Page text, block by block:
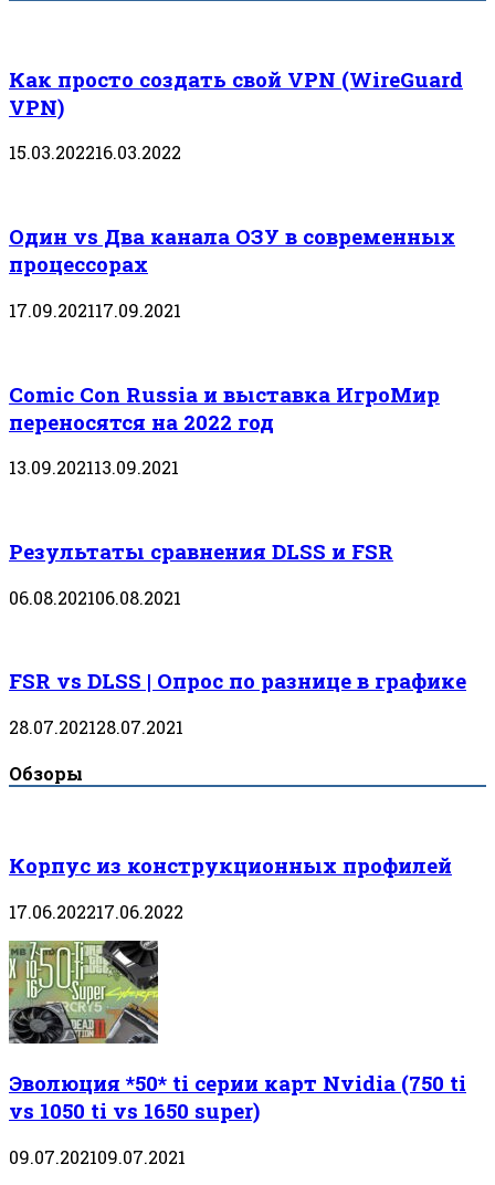
Как просто создать свой VPN (WireGuard
VPN)
15.03.202216.03.2022
Один vs Два канала ОЗУ в современных
процессорах
17.09.202117.09.2021
Comic Con Russia и выставка ИгроМир
переносятся на 2022 год
13.09.202113.09.2021
Результаты сравнения DLSS и FSR
06.08.202106.08.2021
FSR vs DLSS | Опрос по разнице в графике
28.07.202128.07.2021
Обзоры
Корпус из конструкционных профилей
17.06.202217.06.2022
Эволюция *50* ti серии карт Nvidia (750 ti
vs 1050 ti vs 1650 super)
09.07.202109.07.2021